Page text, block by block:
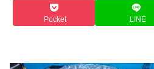
Pocket LINE